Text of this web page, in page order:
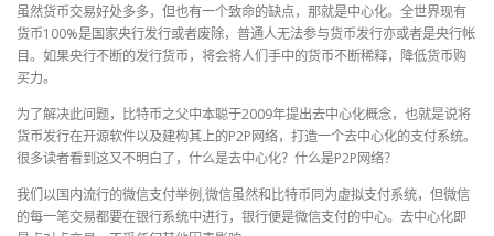
虽然货币交易好处多多，但也有一个致命的缺点，那就是中心化。全世界现有
货币100%是国家央行发行或者废除，普通人无法参与货币发行亦或者是央行帐
目。如果央行不断的发行货币，将会将人们手中的货币不断稀释，降低货币购
买力。
为了解决此问题，比特币之父中本聪于2009年提出去中心化概念，也就是说将
货币发行在开源软件以及建构其上的P2P网络，打造一个去中心化的支付系统。
很多读者看到这又不明白了，什么是去中心化？什么是P2P网络？
我们以国内流行的微信支付举例,微信虽然和比特币同为虚拟支付系统，但微信
的每一笔交易都要在银行系统中进行，银行便是微信支付的中心。去中心化即